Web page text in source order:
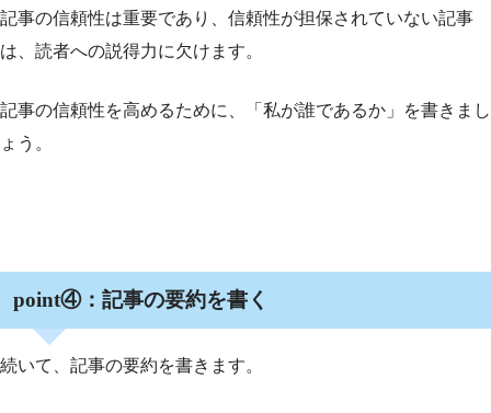
記事の信頼性は重要であり、信頼性が担保されていない記事
は、読者への説得力に欠けます。
記事の信頼性を高めるために、「私が誰であるか」を書きまし
ょう。
point④：記事の要約を書く
続いて、記事の要約を書きます。